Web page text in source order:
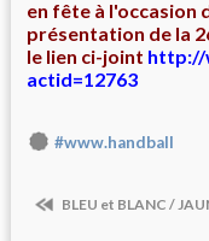
en fête à l'occasion
présentation de la
le lien ci-joint http://
actid=12763
#www.handball
BLEU et BLANC /